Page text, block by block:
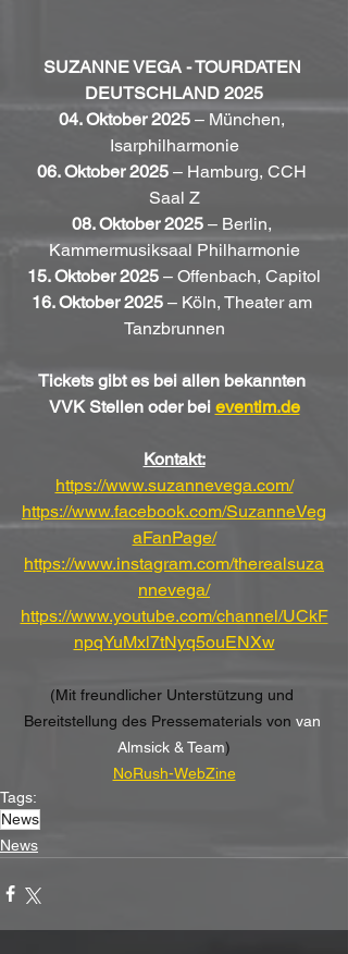
SUZANNE VEGA - TOURDATEN
DEUTSCHLAND 2025
04. Oktober 2025 – München,
Isarphilharmonie
06. Oktober 2025 – Hamburg, CCH
Saal Z
08. Oktober 2025 – Berlin,
Kammermusiksaal Philharmonie
15. Oktober 2025 – Offenbach, Capitol
16. Oktober 2025 – Köln, Theater am
Tanzbrunnen
Tickets gibt es bei allen bekannten
VVK Stellen oder bei eventim.de
Kontakt:
https://www.suzannevega.com/
https://www.facebook.com/SuzanneVeg
aFanPage/
https://www.instagram.com/therealsuza
nnevega/
https://www.youtube.com/channel/UCkF
npqYuMxl7tNyq5ouENXw
(Mit freundlicher Unterstützung und
Bereitstellung des Pressematerials von van
Almsick & Team)
NoRush-WebZine
Tags:
News
News